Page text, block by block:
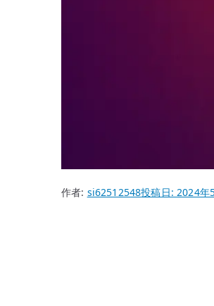
作者: si62512548投稿日:2024年